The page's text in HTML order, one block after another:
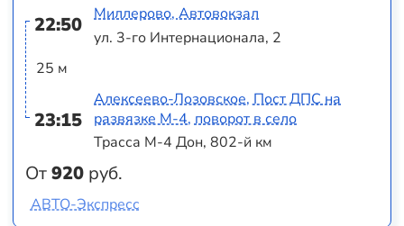
22:50
25 м
23:15
От920 руб.
Миллерово, Автовокзал
ул. 3-го Интернационала, 2
Алексеево-Лозовское, Пост ДПС на
развязке М-4, поворот в село
Трасса М-4 Дон, 802-й км
АВТО-Экспресс